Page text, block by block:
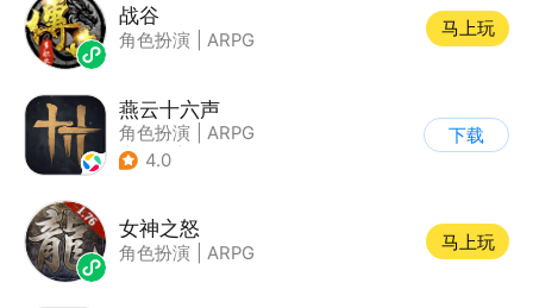
战谷
角色扮演 ARPG
马上玩
燕云十六声
角色扮演
ARPG
| 武侠
4.0
下载
女神之怒
角色扮演 ARPG
马上玩